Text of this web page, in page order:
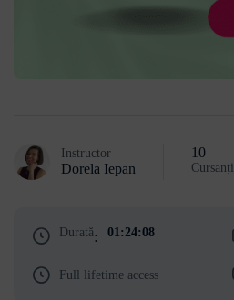
Instructor
Dorela Iepan
10
Cursanți
Durată: 01:24:08
Full lifetime access